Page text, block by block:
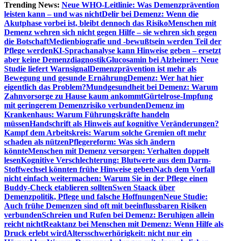
Trending News: Neue WHO-Leitlinie: Was Demenzprävention
leisten kann – und was nichtDelir bei Demenz: Wenn die
Akutphase vorbei ist, bleibt dennoch das RisikoMenschen mit
Demenz wehren sich nicht gegen Hilfe – sie wehren sich gegen
die BotschaftMedienbiografie und -bewußtsein werden Teil der
Pflege werdenKI-Sprachanalyse kann Hinweise geben – ersetzt
aber keine DemenzdiagnostikGlucosamin bei Alzheimer: Neue
Studie liefert WarnsignalDemenzprävention ist mehr als
Bewegung und gesunde ErnährungDemenz: Wer hat hier
eigentlich das Problem?Mundgesundheit bei Demenz: Warum
Zahnvorsorge zu Hause kaum ankommtGürtelrose-Impfung
mit geringerem Demenzrisiko verbundenDemenz im
Krankenhaus: Warum Führungskräfte handeln
müssenHandschrift als Hinweis auf kognitive Veränderungen?
Kampf dem Arbeitskreis: Warum solche Gremien oft mehr
schaden als nützenPflegereform: Was sich ändern
könnteMenschen mit Demenz versorgen: Verhalten doppelt
lesenKognitive Verschlechterung: Blutwerte aus dem Darm-
Stoffwechsel könnten frühe Hinweise gebenNach dem Vorfall
nicht einfach weitermachen: Warum Sie in der Pflege einen
Buddy-Check etablieren solltenSwen Staack über
Demenzpolitik, Pflege und falsche HoffnungenNeue Studie:
Auch frühe Demenzen sind oft mit beeinflussbaren Risiken
verbundenSchreien und Rufen bei Demenz: Beruhigen allein
reicht nichtReaktanz bei Menschen mit Demenz: Wenn Hilfe als
Druck erlebt wirdAltersschwerhörigkeit: nicht nur ein